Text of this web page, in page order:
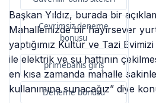
Çevrimsiz deneme
bonusu
primebahis giriş
Deneme bonusu
Başkan Yıldız, burada bir
Mahallemizde bir hayırsever
yaptığımız Kültür ve Tazi
ile elektrik ve su hattının
en kısa zamanda mahalle
kullanımına sunacağız” diye